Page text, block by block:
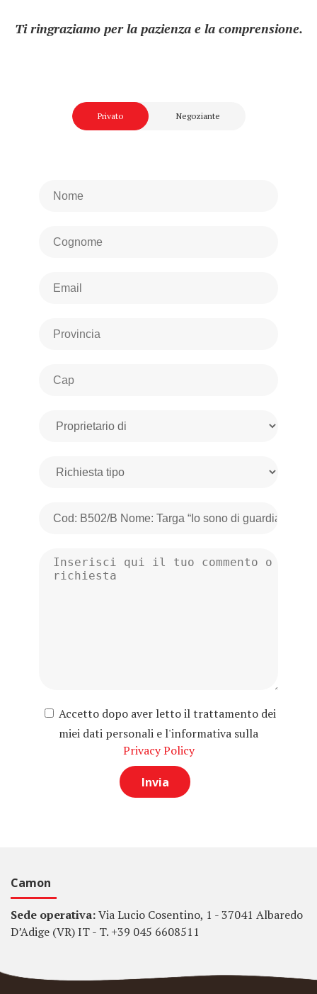
Ti ringraziamo per la pazienza e la comprensione.
Privato Negoziante
Accetto dopo aver letto il trattamento dei
miei dati personali e l'informativa sulla
Privacy Policy
Camon
Sede operativa:Via Lucio Cosentino, 1 - 37041 Albaredo
D’Adige (VR) IT - T. +39 045 6608511